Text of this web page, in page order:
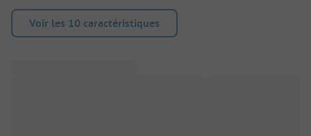
Voir les 10 caractéristiques